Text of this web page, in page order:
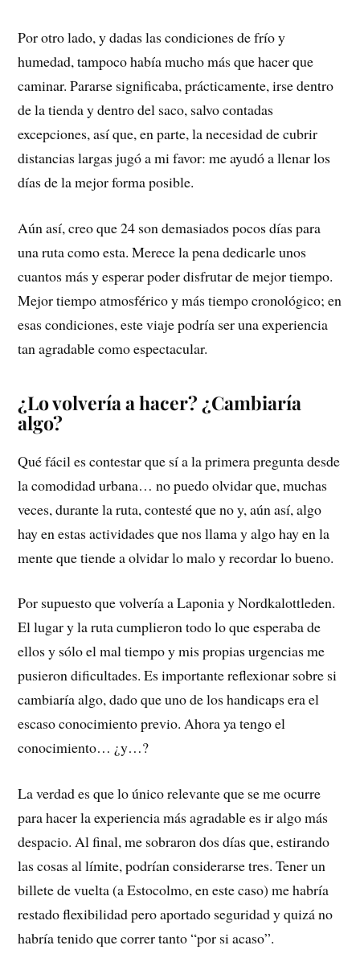
Por otro lado, y dadas las condiciones de frío y
humedad, tampoco había mucho más que hacer que
caminar. Pararse significaba, prácticamente, irse dentro
de la tienda y dentro del saco, salvo contadas
excepciones, así que, en parte, la necesidad de cubrir
distancias largas jugó a mi favor: me ayudó a llenar los
días de la mejor forma posible.
Aún así, creo que 24 son demasiados pocos días para
una ruta como esta. Merece la pena dedicarle unos
cuantos más y esperar poder disfrutar de mejor tiempo.
Mejor tiempo atmosférico y más tiempo cronológico; en
esas condiciones, este viaje podría ser una experiencia
tan agradable como espectacular.
¿Lo volvería a hacer? ¿Cambiaría
algo?
Qué fácil es contestar que sí a la primera pregunta desde
la comodidad urbana… no puedo olvidar que, muchas
veces, durante la ruta, contesté que no y, aún así, algo
hay en estas actividades que nos llama y algo hay en la
mente que tiende a olvidar lo malo y recordar lo bueno.
Por supuesto que volvería a Laponia y Nordkalottleden.
El lugar y la ruta cumplieron todo lo que esperaba de
ellos y sólo el mal tiempo y mis propias urgencias me
pusieron dificultades. Es importante reflexionar sobre si
cambiaría algo, dado que uno de los handicaps era el
escaso conocimiento previo. Ahora ya tengo el
conocimiento… ¿y…?
La verdad es que lo único relevante que se me ocurre
para hacer la experiencia más agradable es ir algo más
despacio. Al final, me sobraron dos días que, estirando
las cosas al límite, podrían considerarse tres. Tener un
billete de vuelta (a Estocolmo, en este caso) me habría
restado flexibilidad pero aportado seguridad y quizá no
habría tenido que correr tanto “por si acaso”.